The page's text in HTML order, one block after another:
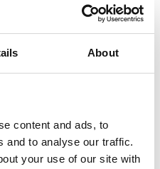
About
content and ads, to
and to analyse our traffic.
your use of our site with
het temperatuurvenster,
en langetermijneisen voor